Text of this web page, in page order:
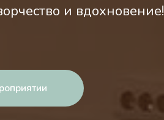
и вдохновение!